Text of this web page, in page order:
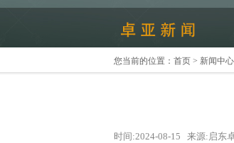
您当前的位置： 首页 > 新闻中心
时间:2024-08-15 来源:启东